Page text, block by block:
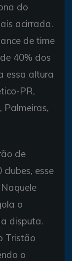
do
acirrada.
de time
40% dos
essa altura
PR,
Palmeiras,
de
esse
o
disputa.
Tristão
o